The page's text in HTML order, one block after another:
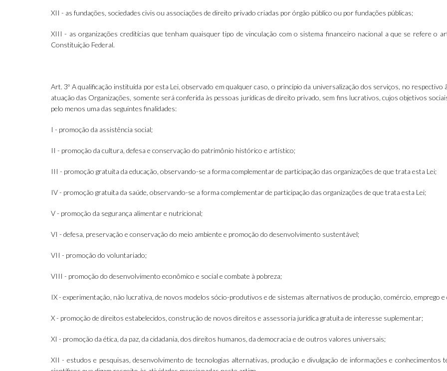
XII - as fundações, sociedades civis ou associações de direito privado criadas por órgão público ou por fundações públicas;
XIII - as organizações creditícias que tenham quaisquer tipo de vinculação com o sistema financeiro nacional a que se refere o
Constituição Federal.
Art. 3º A qualificação instituída por esta Lei, observado em qualquer caso, o princípio da universalização dos serviços, no respectivo
atuação das Organizações, somente será conferida às pessoas jurídicas de direito privado, sem fins lucrativos, cujos objetivos
pelo menos uma das seguintes finalidades:
I - promoção da assistência social;
II - promoção da cultura, defesa e conservação do patrimônio histórico e artístico;
III - promoção gratuita da educação, observando-se a forma complementar de participação das organizações de que trata esta Lei;
IV - promoção gratuita da saúde, observando-se a forma complementar de participação das organizações de que trata esta Lei;
V - promoção da segurança alimentar e nutricional;
VI - defesa, preservação e conservação do meio ambiente e promoção do desenvolvimento sustentável;
VII - promoção do voluntariado;
VIII - promoção do desenvolvimento econômico e social e combate à pobreza;
IX - experimentação, não lucrativa, de novos modelos sócio-produtivos e de sistemas alternativos de produção, comércio, emprego
X - promoção de direitos estabelecidos, construção de novos direitos e assessoria jurídica gratuita de interesse suplementar;
XI - promoção da ética, da paz, da cidadania, dos direitos humanos, da democracia e de outros valores universais;
XII - estudos e pesquisas, desenvolvimento de tecnologias alternativas, produção e divulgação de informações e conhecimentos